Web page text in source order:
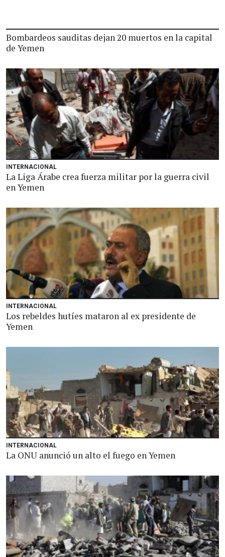
Bombardeos sauditas dejan 20 muertos en la capital
de Yemen
INTERNACIONAL
La Liga Árabe crea fuerza militar por la guerra civil
en Yemen
INTERNACIONAL
Los rebeldes hutíes mataron al ex presidente de
Yemen
INTERNACIONAL
La ONU anunció un alto el fuego en Yemen